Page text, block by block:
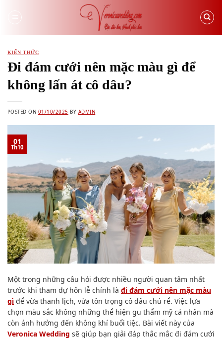
KIẾN THỨC
Đi đám cưới nên mặc màu gì​ để
không lấn át cô dâu?
POSTED ON 01/10/2025 BY ADMIN
01
Th10
Một trong những câu hỏi được nhiều người quan tâm nhất
trước khi tham dự hôn lễ chính là đi đám cưới nên mặc màu
gì để vừa thanh lịch, vừa tôn trọng cô dâu chú rể. Việc lựa
chọn màu sắc không những thể hiện gu thẩm mỹ cá nhân mà
còn ảnh hưởng đến không khí buổi tiệc. Bài viết này của
Veronica Wedding sẽ giúp bạn giải đáp thắc mắc đi đám cưới